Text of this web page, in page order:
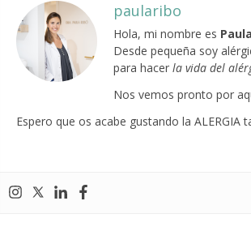
paularibo
Hola, mi nombre es
Desde pequeña soy
para hacer la vida del
Nos vemos pronto por
Espero que os acabe gustando la ALERGIA